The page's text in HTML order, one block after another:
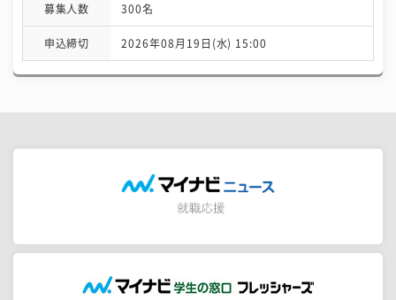
募集人数 300名
申込締切 2026年08月19日(水) 15:00